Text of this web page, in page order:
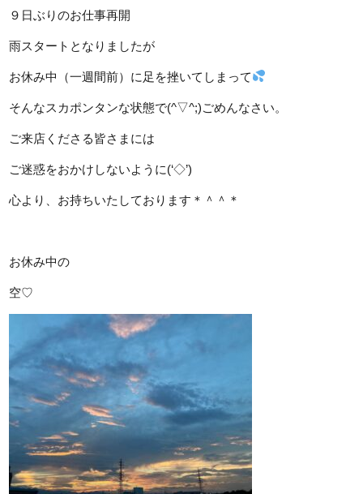
９日ぶりのお仕事再開
雨スタートとなりましたが
お休み中（一週間前）に足を挫いてしまって
そんなスカポンタンな状態で(^▽^;)ごめんなさい。
ご来店くださる皆さまには
ご迷惑をおかけしないように(‘◇’)ゞ
心より、お持ちいたしております＊＾＾＊
お休み中の
空♡